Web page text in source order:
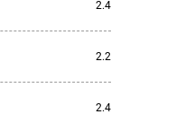
2.4
2.2
2.4